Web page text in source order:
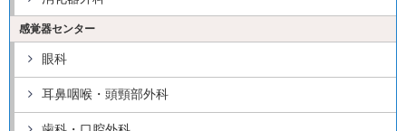
感覚器センター
眼科
耳鼻咽喉・頭頸部外科